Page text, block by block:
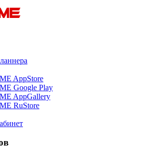
AppStore
Google Play
AppGallery
RuStore